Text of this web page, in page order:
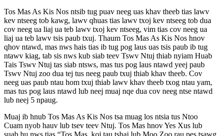
Tos Mas As Kis Nos ntsib tug puav neeg uas khav theeb tias lawv
kev ntseeg tob kawg, lawv qhuas tias lawv txoj kev ntseeg tob dua
cov neeg ua liaj ua teb lawv txoj kev ntseeg, vim tias cov neeg ua
liaj ua teb lawv tsis paub txuj. Thaum Tos Mas As Kis Nos hnov
qhov ntawd, mas nws hais tias ib tug pog laus uas tsis paub ib tug
ntawv kiag, tab sis nws kub siab teev Tswv Ntuj thiab nyiam Huab
Tais Tswv Ntuj tas siab ntsws, mas tus pog laus ntawd yeej paub
Tswv Ntuj zoo dua tej tus neeg paub txuj thiab khav theeb. Cov
neeg uas paub ntau hom txuj thiab lawv khav theeb txog ntau yam,
mas tus pog laus ntawd lub neej muaj nqe dua cov neeg ntse ntawd
lub neej 5 npaug.
Muaj ib hnub Tos Mas As Kis Nos tsa muag los ntsia tus Ntoo
Cuam nyob hauv lub tsev teev Ntuj. Tos Mas hnov Yes Xus lub
suab hu nws tias “Tos Mas, koj tau tshaj lub Moo Zoo rau pes tsawg